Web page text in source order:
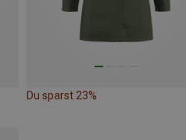
Du sparst 23%